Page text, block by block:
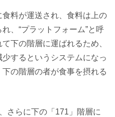
料が運送され、食料は上の
、“プラットフォーム”と呼
下の階層に運ばれるため、
するというシステムになっ
の階層の者が食事を摂れる
さらに下の「171」階層に